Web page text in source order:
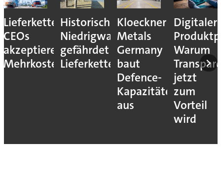
Lieferkettenresilienz:
CEOs
akzeptieren
Mehrkosten
Historisches
Niedrigwasser
gefährdet
Lieferketten
Kloeckner
Metals
Germany
baut
Defence-
Kapazitäten
aus
Digitaler
Warum
jetzt
zum
Vorteil
wird